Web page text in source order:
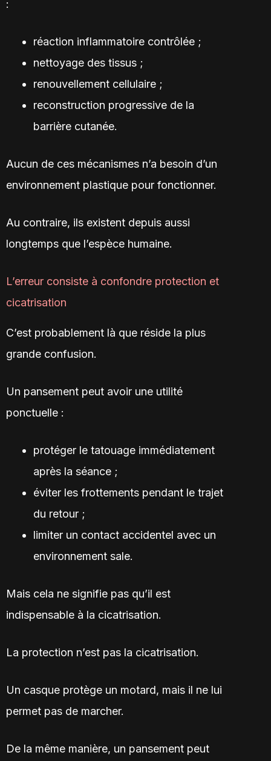
:
réaction inflammatoire contrôlée ;
nettoyage des tissus ;
renouvellement cellulaire ;
reconstruction progressive de la
barrière cutanée.
Aucun de ces mécanismes n’a besoin d’un
environnement plastique pour fonctionner.
Au contraire, ils existent depuis aussi
longtemps que l’espèce humaine.
L’erreur consiste à confondre protection et
cicatrisation
C’est probablement là que réside la plus
grande confusion.
Un pansement peut avoir une utilité
ponctuelle :
protéger le tatouage immédiatement
après la séance ;
éviter les frottements pendant le trajet
du retour ;
limiter un contact accidentel avec un
environnement sale.
Mais cela ne signifie pas qu’il est
indispensable à la cicatrisation.
La protection n’est pas la cicatrisation.
Un casque protège un motard, mais il ne lui
permet pas de marcher.
De la même manière, un pansement peut